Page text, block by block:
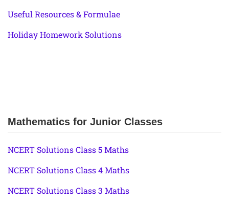
Useful Resources & Formulae
Holiday Homework Solutions
Mathematics for Junior Classes
NCERT Solutions Class 5 Maths
NCERT Solutions Class 4 Maths
NCERT Solutions Class 3 Maths